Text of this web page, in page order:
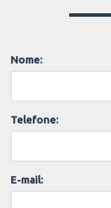
Nome:
Telefone:
E-mail: